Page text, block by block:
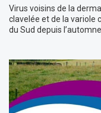
Virus voisins de la
clavelée et de la variole
du Sud depuis l’automne